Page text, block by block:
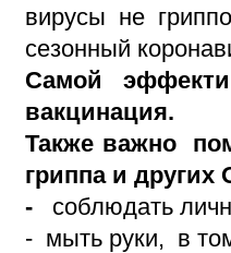
вирусы не
сезонный
Самой
вакцинация.
Также важно
гриппа и
- соблюдать
- мыть руки, в